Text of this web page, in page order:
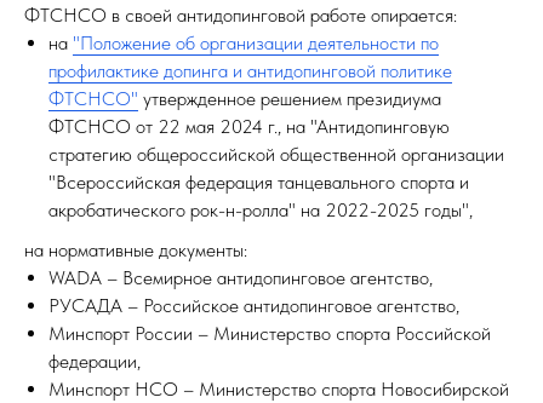
ФТСНСО в своей антидопинговой работе опирается:
на "Положение об организации деятельности по
профилактике допинга и антидопинговой политике
ФТСНСО" утвержденное решением президиума
ФТСНСО от 22 мая 2024 г., на "Антидопинговую
стратегию общероссийской общественной организации
"Всероссийская федерация танцевального спорта и
акробатического рок-н-ролла" на 2022-2025 годы",
на нормативные документы:
WADA – Всемирное антидопинговое агентство,
РУСАДА – Российское антидопинговое агентство,
Минспорт России – Министерство спорта Российской
федерации,
Минспорт НСО – Министерство спорта Новосибирской